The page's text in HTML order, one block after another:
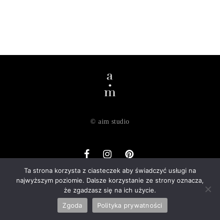
Ta strona korzysta z ciasteczek aby świadczyć usługi na
najwyższym poziomie. Dalsze korzystanie ze strony oznacza,
że zgadzasz się na ich użycie.
Zgoda
Polityka prywatności
© aim studio
o nas dostawa zwroty regulamin
polityka prywatności
kontakt